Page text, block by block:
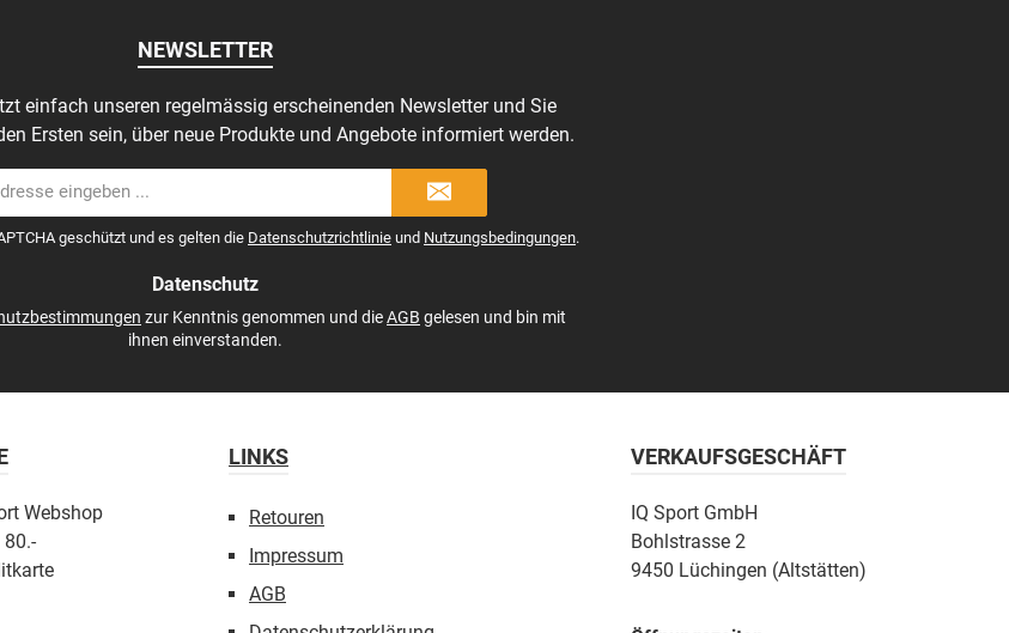
NEWSLETTER
einfach unseren regelmässig erscheinenden Newsletter und Sie
Ersten sein, über neue Produkte und Angebote informiert werden.
geschützt und es gelten die Datenschutzrichtlinie und Nutzungsbedingungen.
Datenschutz
zur Kenntnis genommen und dieAGB gelesen und bin mit
ihnen einverstanden.
Webshop
LINKS
Retouren
Impressum
AGB
VERKAUFSGESCHÄFT
IQ Sport GmbH
Bohlstrasse 2
9450 Lüchingen (Altstätten)